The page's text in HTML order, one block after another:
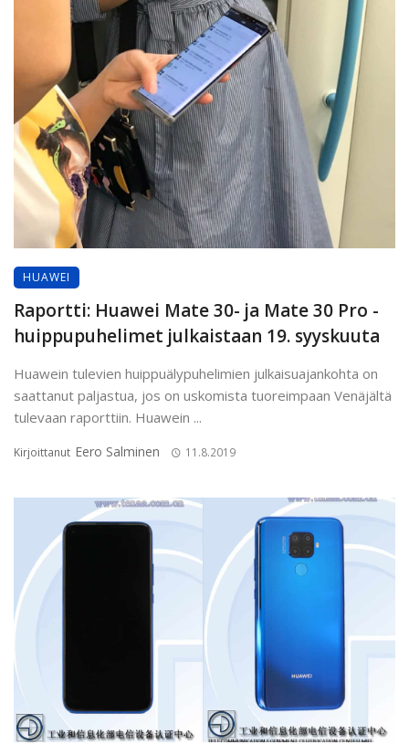
HUAWEI
Raportti: Huawei Mate 30- ja Mate 30 Pro -
huippupuhelimet julkaistaan 19. syyskuuta
Huawein tulevien huippuälypuhelimien julkaisuajankohta on
saattanut paljastua, jos on uskomista tuoreimpaan Venäjältä
tulevaan raporttiin. Huawein ...
Kirjoittanut Eero Salminen 11.8.2019